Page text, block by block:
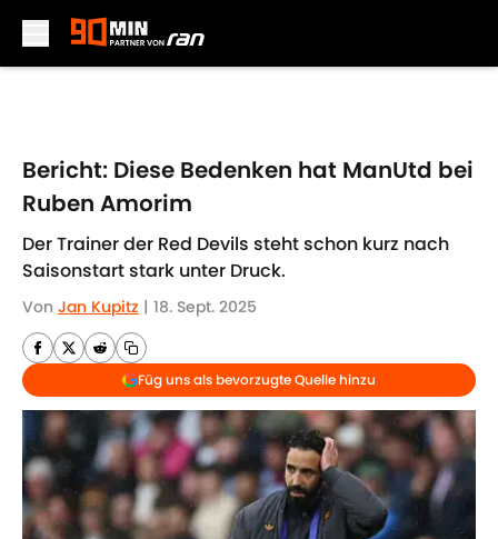
Bericht: Diese Bedenken hat ManUtd bei
Ruben Amorim
Der Trainer der Red Devils steht schon kurz nach
Saisonstart stark unter Druck.
Von Jan Kupitz | 18. Sept. 2025
Füg uns als bevorzugte Quelle hinzu